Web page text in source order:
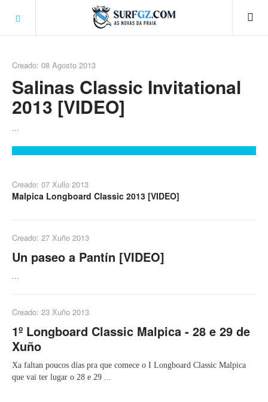
Creado: 08 Agosto 2013
Salinas Classic Invitational
2013 [VIDEO]
...
Creado: 07 Xullo 2013
Malpica Longboard Classic 2013 [VIDEO]
Creado: 27 Xuño 2013
Un paseo a Pantín [VIDEO]
...
Creado: 23 Xuño 2013
1º Longboard Classic Malpica - 28 e 29 de
Xuño
Xa faltan poucos días pra que comece o I Longboard Classic Malpica
que vai ter lugar o 28 e 29 ...